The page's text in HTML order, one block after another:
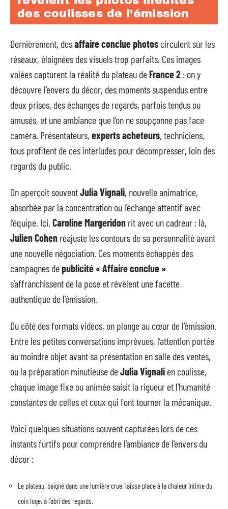
des coulisses de l’émission
Dernièrement, desaffaire conclue photos circulent sur les
réseaux, éloignées des visuels trop parfaits. Ces images
volées capturent la réalité du plateau deFrance 2 : on y
découvre l’envers du décor, des moments suspendus entre
deux prises, des échanges de regards, parfois tendus ou
amusés, et une ambiance que l’on ne soupçonne pas face
caméra. Présentateurs, experts acheteurs, techniciens,
tous profitent de ces interludes pour décompresser, loin des
regards du public.
On aperçoit souventJulia Vignali, nouvelle animatrice,
absorbée par la concentration ou l’échange attentif avec
l’équipe. Ici, Caroline Margeridon rit avec un cadreur ; là,
Julien Cohen réajuste les contours de sa personnalité avant
une nouvelle négociation. Ces moments échappés des
campagnes depublicité « Affaire conclue »
s’affranchissent de la pose et révèlent une facette
authentique de l’émission.
Du côté des formats vidéos, on plonge au cœur de l’émission.
Entre les petites conversations imprévues, l’attention portée
au moindre objet avant sa présentation en salle des ventes,
ou la préparation minutieuse deJulia Vignali en coulisse,
chaque image fixe ou animée saisit la rigueur et l’humanité
constantes de celles et ceux qui font tourner la mécanique.
Voici quelques situations souvent capturées lors de ces
instants furtifs pour comprendre l’ambiance de l’envers du
décor :
Le plateau, baigné dans une lumière crue, laisse place à la chaleur intime du
coin loge, à l’abri des regards.